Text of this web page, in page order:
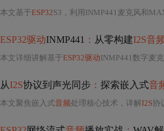
本文基于ESP32S3，利用INMP441麦克风和
ESP32驱动INMP441 ： 从零构建I2S音
本文详细讲解基于ESP32驱动INMP441数字麦
从I2S协议到声光同步 ： 探索嵌入式音
本文聚焦嵌入式音频处理核心技术，详解I2S协